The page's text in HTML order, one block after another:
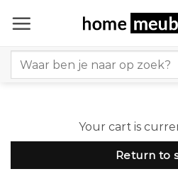
naar
for:
Your cart is
Return to